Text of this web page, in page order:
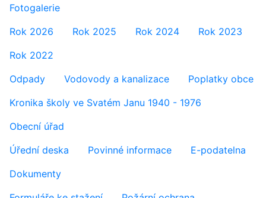
Fotogalerie
Rok 2026
Rok 2025 Rok 2024
Rok 2023
Rok 2022
Odpady
Vodovody a kanalizace
Poplatky obce
Kronika školy ve Svatém Janu 1940 - 1976
Obecní úřad
Úřední deska
Povinné informace
E-podatelna
Dokumenty